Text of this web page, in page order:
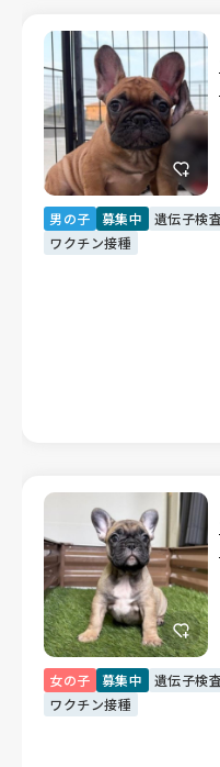
男の子 募集中 遺伝子検
ワクチン接種
女の子 募集中 遺伝子検
ワクチン接種